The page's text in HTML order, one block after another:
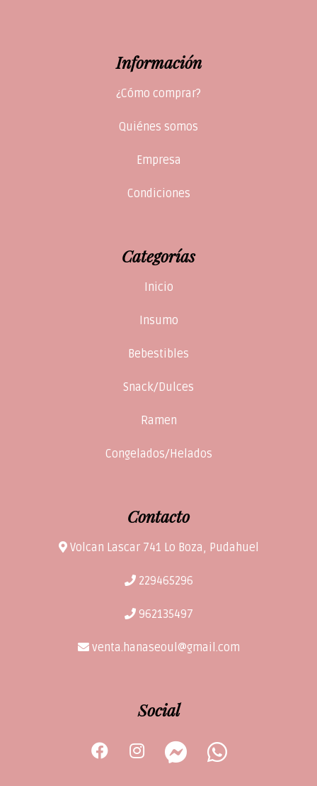
Información
¿Cómo comprar?
Quiénes somos
Empresa
Condiciones
Categorías
Inicio
Insumo
Bebestibles
Snack/Dulces
Ramen
Congelados/Helados
Contacto
Volcan Lascar 741 Lo Boza, Pudahuel
229465296
962135497
venta.hanaseoul@gmail.com
Social